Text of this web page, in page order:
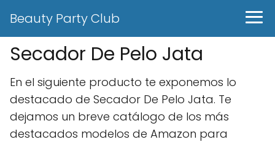
Beauty Party Club
Secador De Pelo Jata
En el siguiente producto te exponemos lo
destacado de Secador De Pelo Jata. Te
dejamos un breve catálogo de los más
destacados modelos de Amazon para